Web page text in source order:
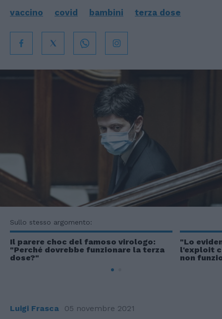
vaccino covid bambini terza dose
Sullo stesso argomento:
Il parere choc del famoso virologo:
"Perché dovrebbe funzionare la terza
dose?"
"Lo
l'exploit
non
Luigi Frasca 05 novembre 2021